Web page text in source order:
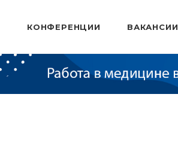
КОНФЕРЕНЦИИ ВАКАНСИИ